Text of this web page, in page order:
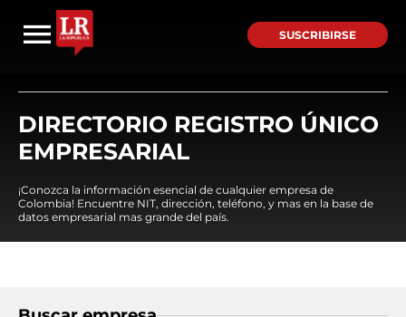
SUSCRIBIRSE
DIRECTORIO REGISTRO ÚNICO
EMPRESARIAL
¡Conozca la información esencial de cualquier empresa de
Colombia! Encuentre NIT, dirección, teléfono, y mas en la base de
datos empresarial mas grande del país.